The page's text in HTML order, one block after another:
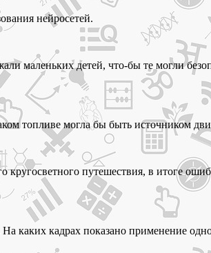
нейросетей.
маленьких детей, что-бы те могли
топливе могла бы быть источником
путешествия, в итоге
каких кадрах показано применение